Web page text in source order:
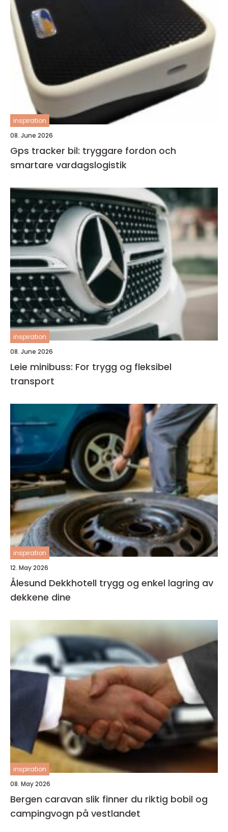
inspiration
08. June 2026
Gps tracker bil: tryggare fordon och
smartare vardagslogistik
inspiration
08. June 2026
Leie minibuss: For trygg og fleksibel
transport
inspiration
12. May 2026
Ålesund Dekkhotell trygg og enkel lagring av
dekkene dine
inspiration
08. May 2026
Bergen caravan slik finner du riktig bobil og
campingvogn på vestlandet